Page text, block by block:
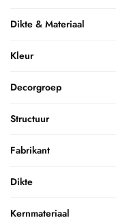
Dikte & Materiaal
Kleur
Decorgroep
Structuur
Fabrikant
Dikte
Kernmateriaal